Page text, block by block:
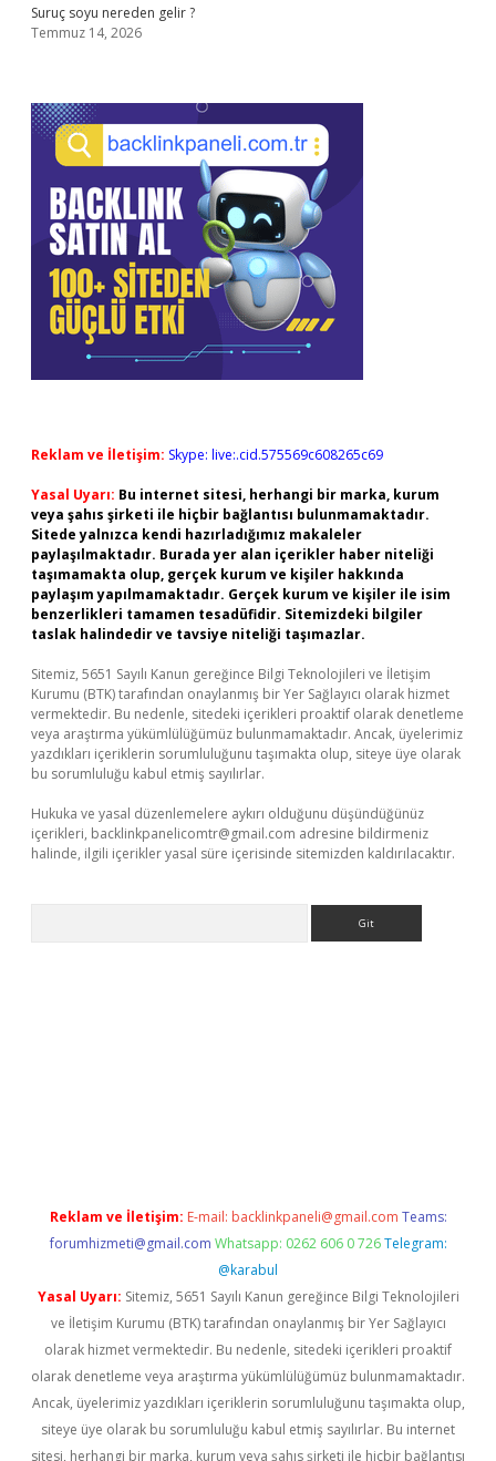
Suruç soyu nereden gelir ?
Temmuz 14, 2026
Reklam ve İletişim: Skype: live:.cid.575569c608265c69
Yasal Uyarı: Bu internet sitesi, herhangi bir marka, kurum
veya şahıs şirketi ile hiçbir bağlantısı bulunmamaktadır.
Sitede yalnızca kendi hazırladığımız makaleler
paylaşılmaktadır. Burada yer alan içerikler haber niteliği
taşımamakta olup, gerçek kurum ve kişiler hakkında
paylaşım yapılmamaktadır. Gerçek kurum ve kişiler ile isim
benzerlikleri tamamen tesadüfidir. Sitemizdeki bilgiler
taslak halindedir ve tavsiye niteliği taşımazlar.
Sitemiz, 5651 Sayılı Kanun gereğince Bilgi Teknolojileri ve İletişim
Kurumu (BTK) tarafından onaylanmış bir Yer Sağlayıcı olarak hizmet
vermektedir. Bu nedenle, sitedeki içerikleri proaktif olarak denetleme
veya araştırma yükümlülüğümüz bulunmamaktadır. Ancak, üyelerimiz
yazdıkları içeriklerin sorumluluğunu taşımakta olup, siteye üye olarak
bu sorumluluğu kabul etmiş sayılırlar.
Hukuka ve yasal düzenlemelere aykırı olduğunu düşündüğünüz
içerikleri, backlinkpanelicomtr@gmail.com adresine bildirmeniz
halinde, ilgili içerikler yasal süre içerisinde sitemizden kaldırılacaktır.
Reklam ve İletişim: E-mail: backlinkpaneli@gmail.com Teams:
forumhizmeti@gmail.com Whatsapp: 0262 606 0 726 Telegram:
@karabul
Yasal Uyarı: Sitemiz, 5651 Sayılı Kanun gereğince Bilgi Teknolojileri
ve İletişim Kurumu (BTK) tarafından onaylanmış bir Yer Sağlayıcı
olarak hizmet vermektedir. Bu nedenle, sitedeki içerikleri proaktif
olarak denetleme veya araştırma yükümlülüğümüz bulunmamaktadır.
Ancak, üyelerimiz yazdıkları içeriklerin sorumluluğunu taşımakta olup,
siteye üye olarak bu sorumluluğu kabul etmiş sayılırlar. Bu internet
sitesi, herhangi bir marka, kurum veya şahıs şirketi ile hiçbir bağlantısı